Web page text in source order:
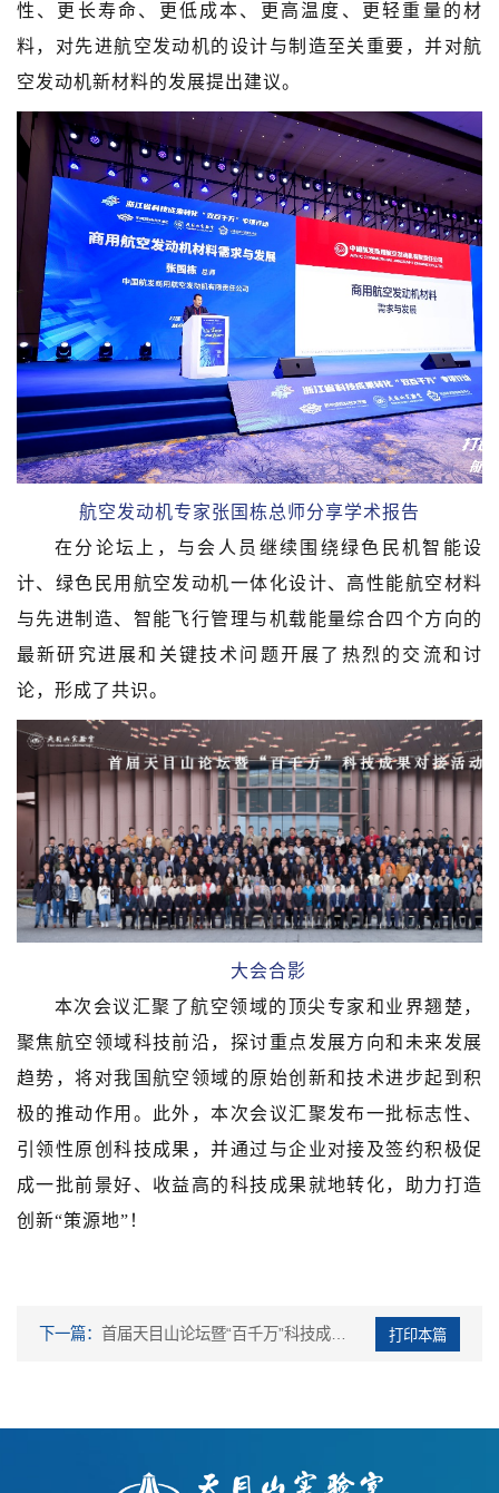
性、更长寿命、更低成本、更高温度、更轻重量的材
料，对先进航空发动机的设计与制造至关重要，并对航
空发动机新材料的发展提出建议。
航空发动机专家张国栋总师分享学术报告
在分论坛上，与会人员继续围绕绿色民机智能设
计、绿色民用航空发动机一体化设计、高性能航空材料
与先进制造、智能飞行管理与机载能量综合四个方向的
最新研究进展和关键技术问题开展了热烈的交流和讨
论，形成了共识。
大会合影
本次会议汇聚了航空领域的顶尖专家和业界翘楚，
聚焦航空领域科技前沿，探讨重点发展方向和未来发展
趋势，将对我国航空领域的原始创新和技术进步起到积
极的推动作用。此外，本次会议汇聚发布一批标志性、
引领性原创科技成果，并通过与企业对接及签约积极促
成一批前景好、收益高的科技成果就地转化，助力打造
创新“策源地”！
下一篇： 首届天目山论坛暨“百千万”科技成果对接活动第三轮通知